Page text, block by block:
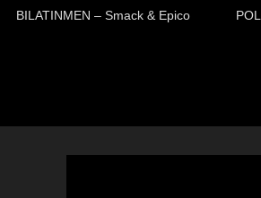
BILATINMEN – Smack & Epico